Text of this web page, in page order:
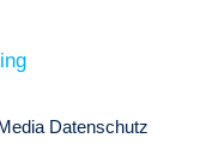
Datenschutz